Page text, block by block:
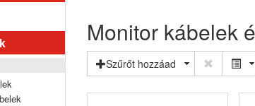
Monitor kábelek
Szűrőt hozzáad